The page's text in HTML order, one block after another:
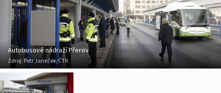
Autobusové nádraží Přerov
Zdroj: Petr Janeček/ČTK